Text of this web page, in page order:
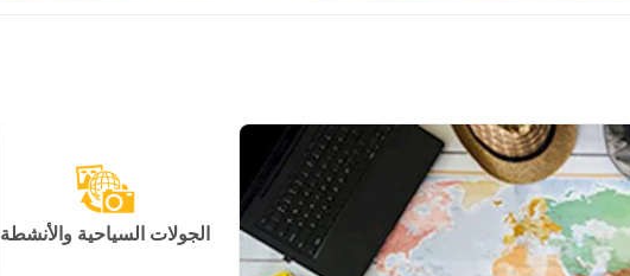
الجولات السياحية والأنشطة